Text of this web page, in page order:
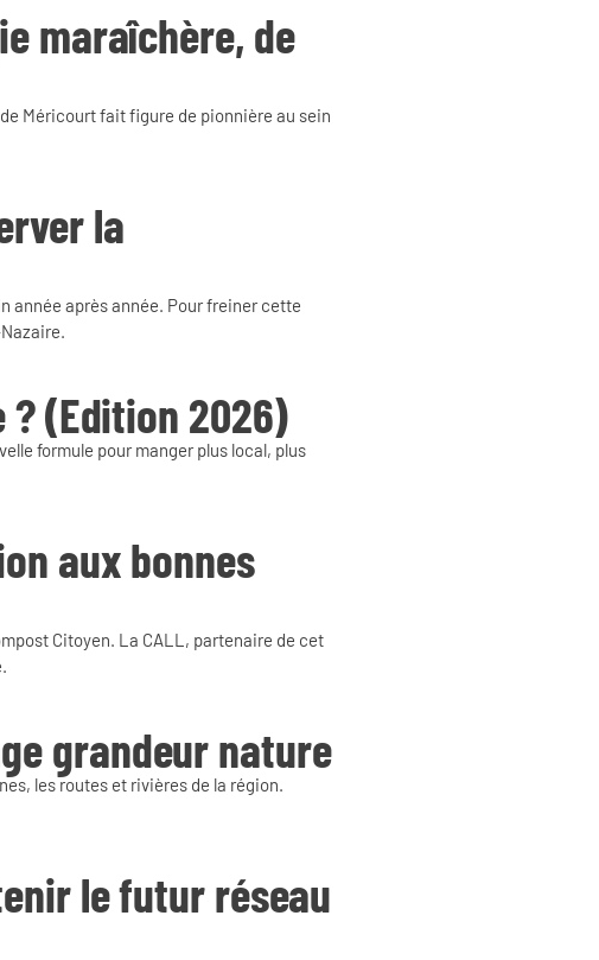
maraîchère, de
Méricourt fait figure de pionnière au sein
la
année après année. Pour freiner cette
? (Edition 2026)
formule pour manger plus local, plus
aux bonnes
Citoyen. La CALL, partenaire de cet
grandeur nature
les routes et rivières de la région.
le futur réseau